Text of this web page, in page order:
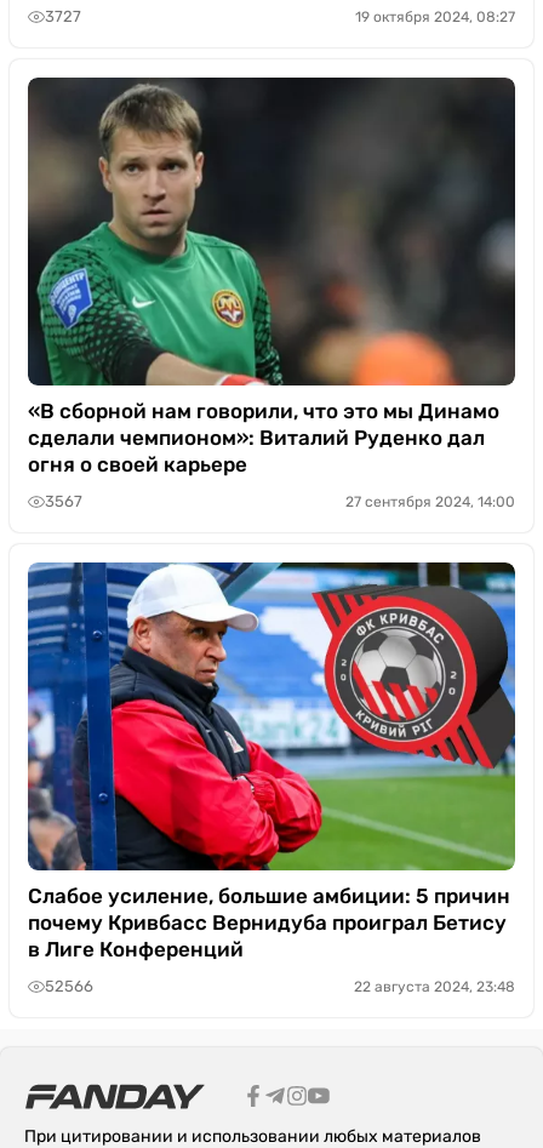
3727 19 октября 2024, 08:27
«В сборной нам говорили, что это мы Динамо
сделали чемпионом»: Виталий Руденко дал
огня о своей карьере
3567 27 сентября 2024, 14:00
Слабое усиление, большие амбиции: 5 причин
почему Кривбасс Вернидуба проиграл Бетису
в Лиге Конференций
52566 22 августа 2024, 23:48
При цитировании и использовании любых материалов